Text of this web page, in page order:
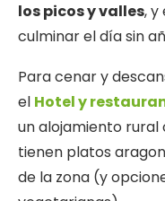
los picos y valles, y
culminar el día sin
Para cenar y
el Hotel y
un alojamiento
tienen platos
de la zona (y